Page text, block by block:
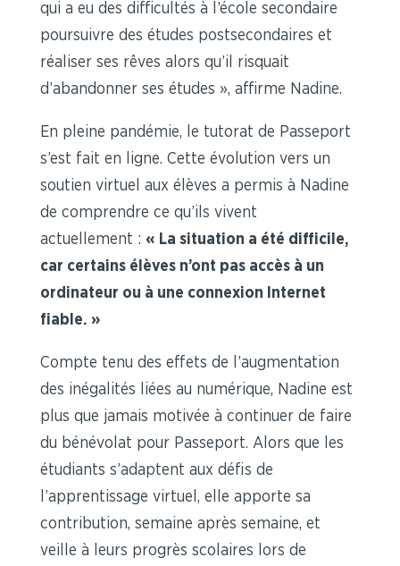
qui a eu des difficultés à l’école secondaire
poursuivre des études postsecondaires et
réaliser ses rêves alors qu’il risquait
d’abandonner ses études », affirme Nadine.
En pleine pandémie, le tutorat de Passeport
s’est fait en ligne. Cette évolution vers un
soutien virtuel aux élèves a permis à Nadine
de comprendre ce qu’ils vivent
actuellement : « La situation a été difficile,
car certains élèves n’ont pas accès à un
ordinateur ou à une connexion Internet
fiable. »
Compte tenu des effets de l’augmentation
des inégalités liées au numérique, Nadine est
plus que jamais motivée à continuer de faire
du bénévolat pour Passeport. Alors que les
étudiants s’adaptent aux défis de
l’apprentissage virtuel, elle apporte sa
contribution, semaine après semaine, et
veille à leurs progrès scolaires lors de